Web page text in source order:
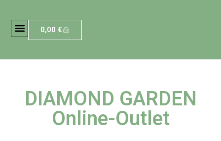
0,00€
DIAMOND GARDEN
Online-Outlet